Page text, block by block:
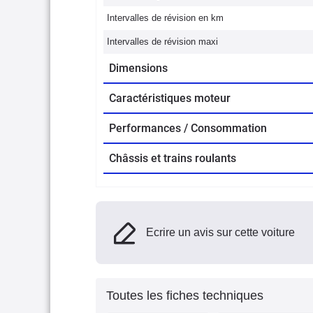
Intervalles de révision en km
Intervalles de révision maxi
Dimensions
Caractéristiques moteur
Performances / Consommation
Châssis et trains roulants
Ecrire un avis sur cette voiture
Toutes les fiches techniques